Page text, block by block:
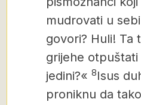
mudrovati u
govori? Huli! Ta
grijehe otpuštati
jedini?« 8Isus
proniknu da